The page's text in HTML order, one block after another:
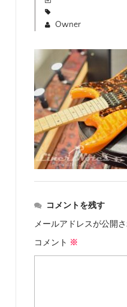
Owner
コメントを残す
メールアドレスが公開
コメント ※